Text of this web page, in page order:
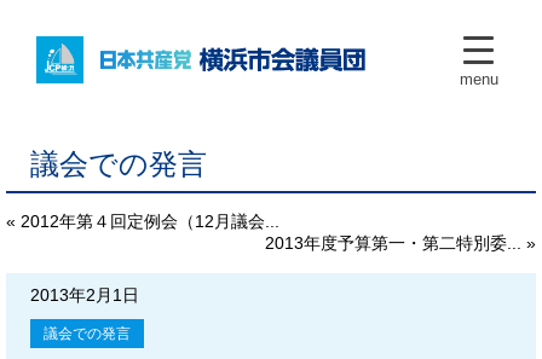
menu
議会での発言
« 2012年第４回定例会（12月議会...
2013年度予算第一・第二特別委... »
2013年2月1日
議会での発言